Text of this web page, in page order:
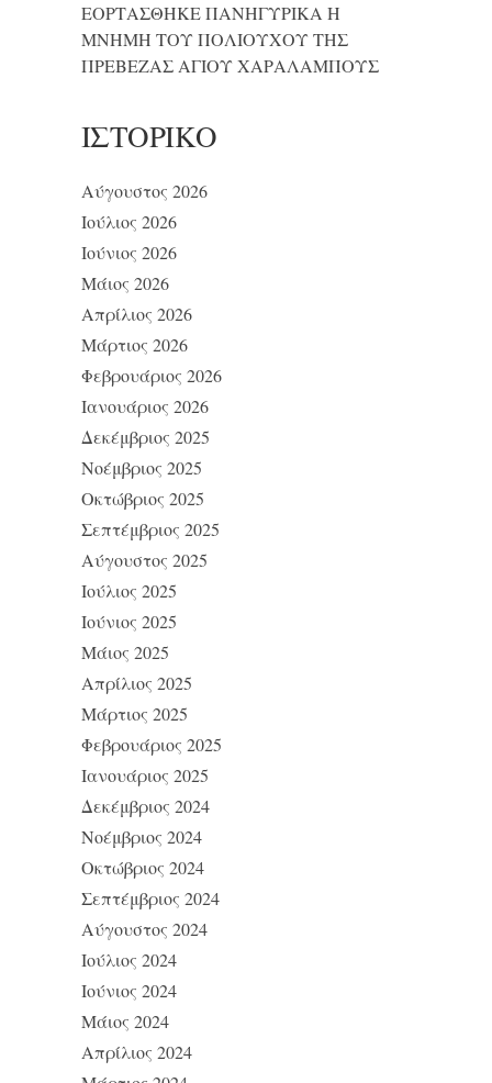
ΕΟΡΤΑΣΘΗΚΕ ΠΑΝΗΓΥΡΙΚΑ Η
ΜΝΗΜΗ ΤΟΥ ΠΟΛΙΟΥΧΟΥ ΤΗΣ
ΠΡΕΒΕΖΑΣ ΑΓΙΟΥ ΧΑΡΑΛΑΜΠΟΥΣ
ΙΣΤΟΡΙΚΌ
Αύγουστος 2026
Ιούλιος 2026
Ιούνιος 2026
Μάιος 2026
Απρίλιος 2026
Μάρτιος 2026
Φεβρουάριος 2026
Ιανουάριος 2026
Δεκέμβριος 2025
Νοέμβριος 2025
Οκτώβριος 2025
Σεπτέμβριος 2025
Αύγουστος 2025
Ιούλιος 2025
Ιούνιος 2025
Μάιος 2025
Απρίλιος 2025
Μάρτιος 2025
Φεβρουάριος 2025
Ιανουάριος 2025
Δεκέμβριος 2024
Νοέμβριος 2024
Οκτώβριος 2024
Σεπτέμβριος 2024
Αύγουστος 2024
Ιούλιος 2024
Ιούνιος 2024
Μάιος 2024
Απρίλιος 2024